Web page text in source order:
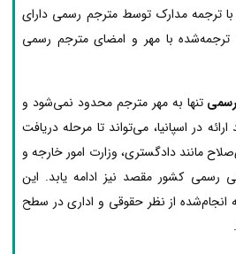
با ترجمه مدارک توسط مترجم رسمی دارای
با مهر و امضای مترجم رسمی
تنها به مهر مترجم محدود نمی‌شود و
در اسپانیا، می‌تواند تا مرحله دریافت
مانند دادگستری، وزارت امور خارجه و
رسمی کشور مقصد نیز ادامه یابد. این
انجام‌شده از نظر حقوقی و اداری در سطح